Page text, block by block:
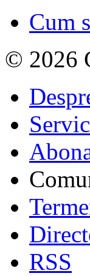
Cum
© 2026
RSS